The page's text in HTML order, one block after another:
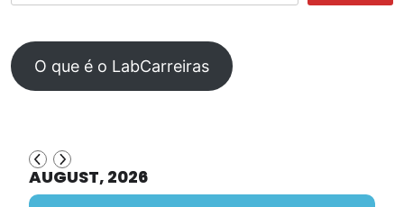
O que é o LabCarreiras
AUGUST, 2026